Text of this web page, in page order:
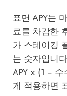
표면 APY는
료를 차감한
가 스테이킹
는 숫자입니
APY × (1 −
게 적용하면